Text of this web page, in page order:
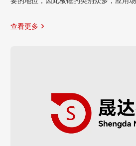
查看更多